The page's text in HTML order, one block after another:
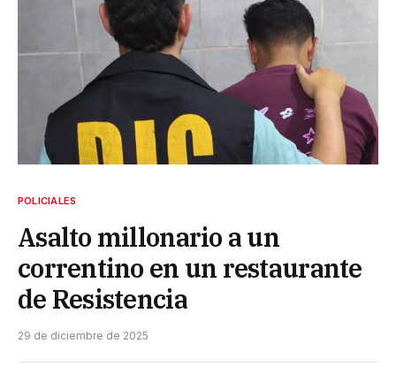
POLICIALES
Asalto millonario a un
correntino en un restaurante
de Resistencia
29 de diciembre de 2025